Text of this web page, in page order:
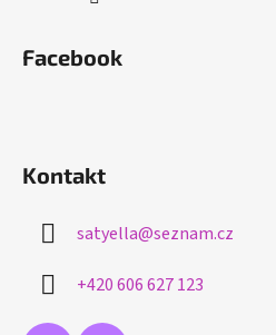
Facebook
Kontakt
satyella@seznam.cz
+420 606 627 123